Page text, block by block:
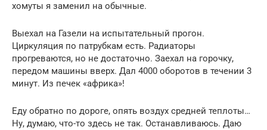
хомуты я заменил на обычные.
Выехал на Газели на испытательный прогон.
Циркуляция по патрубкам есть. Радиаторы
прогреваются, но не достаточно. Заехал на горочку,
передом машины вверх. Дал 4000 оборотов в течении 3
минут. Из печек «африка»!
Еду обратно по дороге, опять воздух средней теплоты…
Ну, думаю, что-то здесь не так. Останавливаюсь. Даю